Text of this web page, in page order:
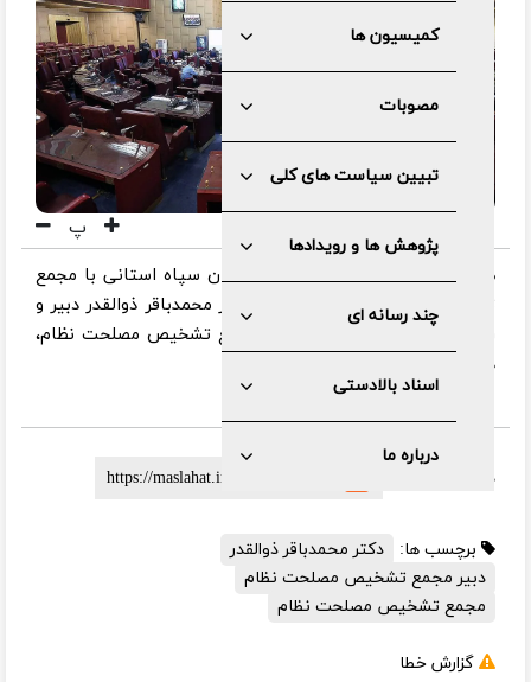
کمیسیون ها
مصوبات
تبیین سیاست های کلی
پژوهش ها و رویدادها
چند رسانه ای
اسناد بالادستی
درباره ما
پ
همایش آشنایی فرماندهان و مسئولان سپاه استانی با مجمع
تشخیص مصلحت نظام با حضور دکتر محمدباقر ذوالقدر دبیر و
روسای کمیسیون های دبیرخانه مجمع تشخیص مصلحت نظام،
در صحن مجمع برگزار شد.
برچسب ها:
دکتر محمدباقر ذوالقدر
دبیر مجمع تشخیص مصلحت نظام
مجمع تشخیص مصلحت نظام
گزارش خطا